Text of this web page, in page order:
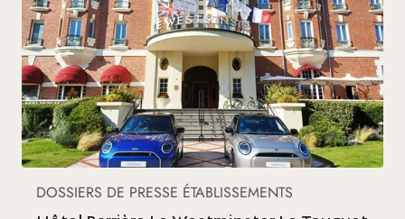
DOSSIERS DE PRESSE ÉTABLISSEMENTS